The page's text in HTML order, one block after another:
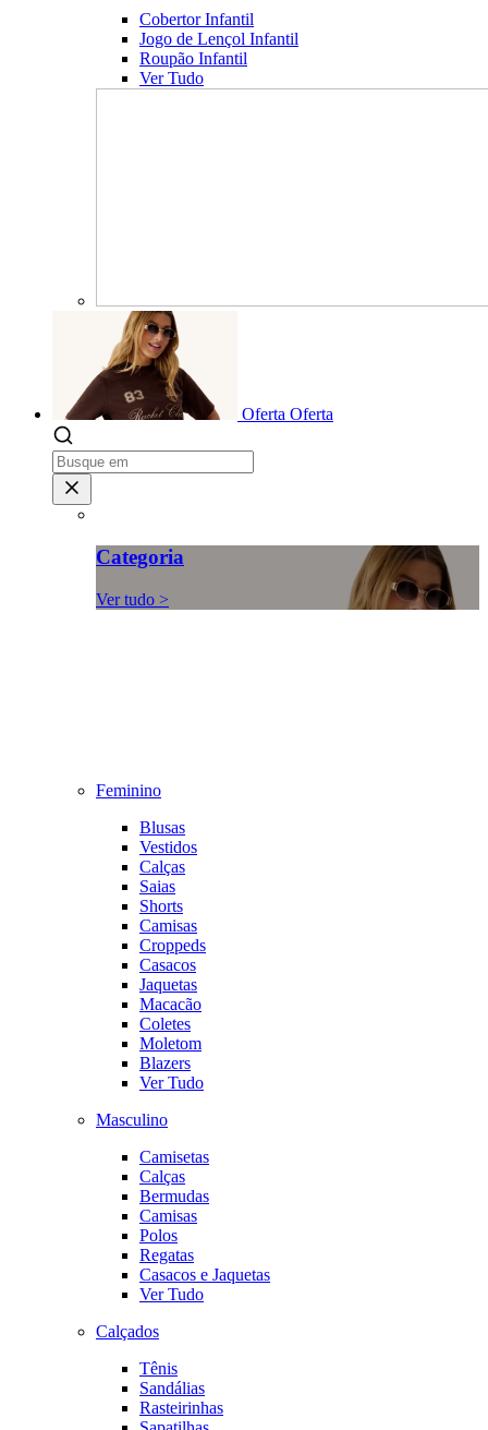
Cobertor Infantil
Jogo de Lençol Infantil
Roupão Infantil
Ver Tudo
Oferta Oferta
Categoria
Ver tudo >
Feminino
Blusas
Vestidos
Calças
Saias
Shorts
Camisas
Croppeds
Casacos
Jaquetas
Macacão
Coletes
Moletom
Blazers
Ver Tudo
Masculino
Camisetas
Calças
Bermudas
Camisas
Polos
Regatas
Casacos e Jaquetas
Ver Tudo
Calçados
Tênis
Sandálias
Rasteirinhas